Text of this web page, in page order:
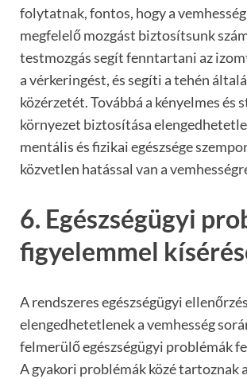
folytatnak, fontos, hogy a
megfelelő mozgást biztosítsunk
testmozgás segít fenntartani az
a vérkeringést, és segíti a tehén
közérzetét. Továbbá a kényelmes és
környezet biztosítása
mentális és fizikai egészsége
közvetlen hatással van a
6. Egészségügyi
figyelemmel
A rendszeres egészségügyi
elengedhetetlenek a vemhesség
felmerülő egészségügyi problémák
A gyakori problémák közé tartoznak